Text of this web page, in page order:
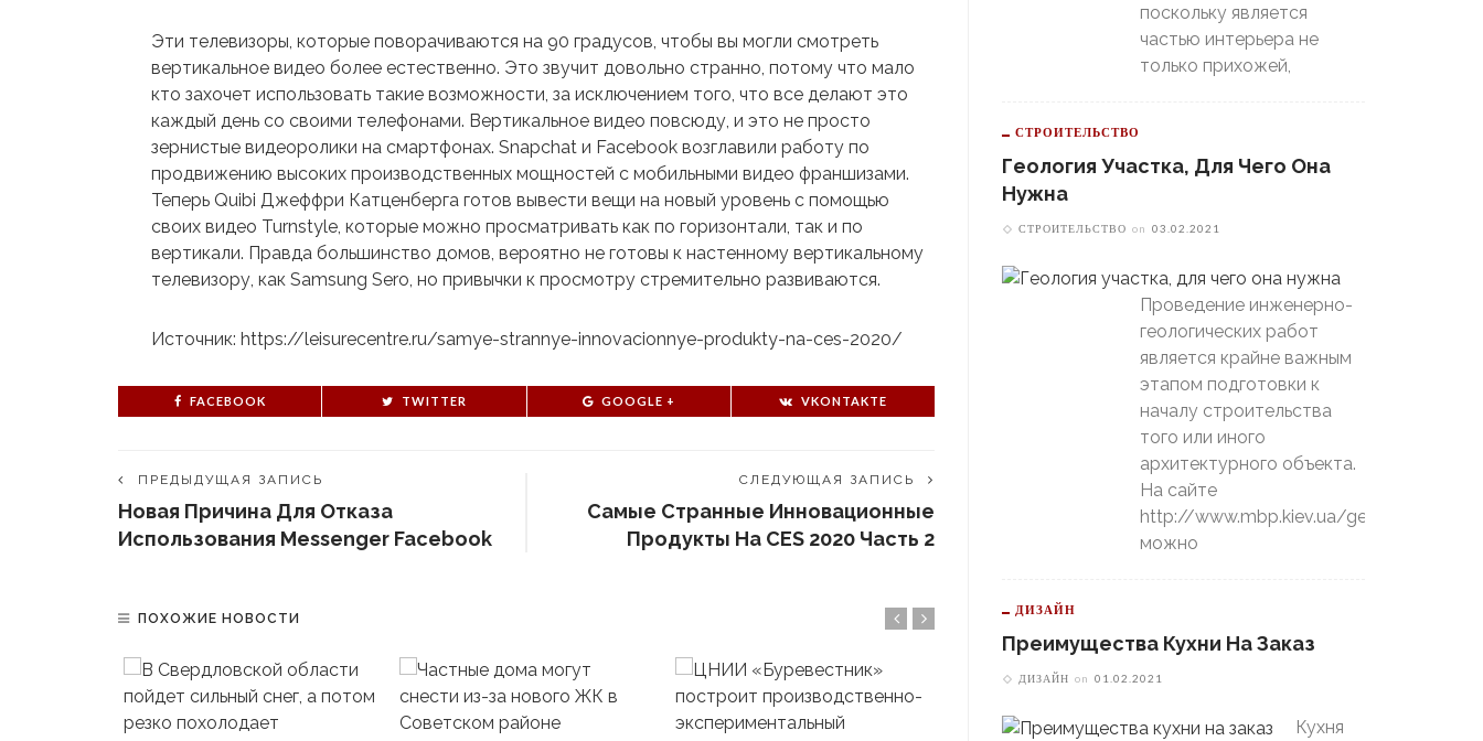
Эти телевизоры, которые поворачиваются на 90 градусов, чтобы вы могли смотреть
вертикальное видео более естественно. Это звучит довольно странно, потому что мало
кто захочет использовать такие возможности, за исключением того, что все делают это
каждый день со своими телефонами. Вертикальное видео повсюду, и это не просто
зернистые видеоролики на смартфонах. Snapchat и Facebook возглавили работу по
продвижению высоких производственных мощностей с мобильными видео франшизами.
Теперь Quibi Джеффри Катценберга готов вывести вещи на новый уровень с помощью
своих видео Turnstyle, которые можно просматривать как по горизонтали, так и по
вертикали. Правда большинство домов, вероятно не готовы к настенному вертикальному
телевизору, как Samsung Sero, но привычки к просмотру стремительно развиваются.
Источник: https://leisurecentre.ru/samye-strannye-innovacionnye-produkty-na-ces-2020/
FACEBOOK TWITTER GOOGLE + VKONTAKTE
ПРЕДЫДУЩАЯ ЗАПИСЬ
Новая Причина Для Отказа
Использования Messenger Facebook
СЛЕДУЮЩАЯ ЗАПИСЬ
Самые Странные Инновационные
Продукты На CES 2020 Часть 2
ПОХОЖИЕ НОВОСТИ
поскольку является
частью интерьера не
только прихожей,
СТРОИТЕЛЬСТВО
Геология Участка, Для Чего Она
Нужна
СТРОИТЕЛЬСТВО on 03.02.2021
Проведение инженерно-
геологических работ
является крайне важным
этапом подготовки к
началу строительства
того или иного
архитектурного объекта.
На сайте
http://www.mbp.kiev.ua/geology
можно
ДИЗАЙН
Преимущества Кухни На Заказ
ДИЗАЙН on 01.02.2021
Кухня